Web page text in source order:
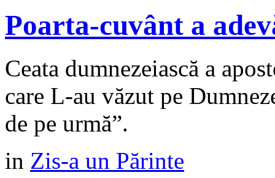
Poarta-cuvânt a
Ceata dumnezeiască a
care L-au văzut pe
de pe urmă”.
in Zis-a un Părinte